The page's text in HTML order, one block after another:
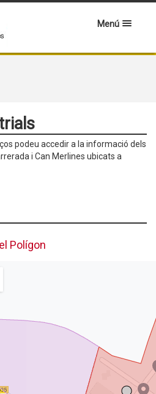
Menú
podeu accedir a la informació dels
i Can Merlines ubicats a
Polígon